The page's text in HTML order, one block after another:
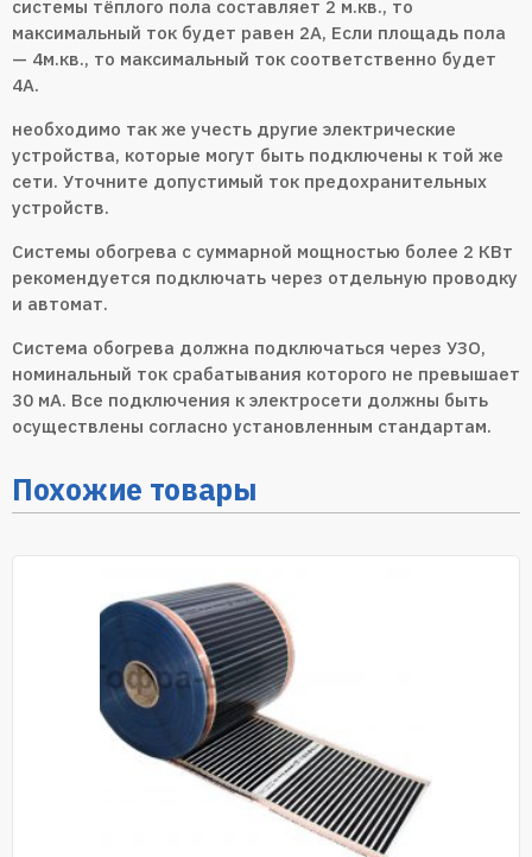
системы тёплого пола составляет 2 м.кв., то
максимальный ток будет равен 2А, Если площадь пола
— 4м.кв., то максимальный ток соответственно будет
4А.
необходимо так же учесть другие электрические
устройства, которые могут быть подключены к той же
сети. Уточните допустимый ток предохранительных
устройств.
Системы обогрева с суммарной мощностью более 2 КВт
рекомендуется подключать через отдельную проводку
и автомат.
Система обогрева должна подключаться через УЗО,
номинальный ток срабатывания которого не превышает
30 мА. Все подключения к электросети должны быть
осуществлены согласно установленным стандартам.
Похожие товары